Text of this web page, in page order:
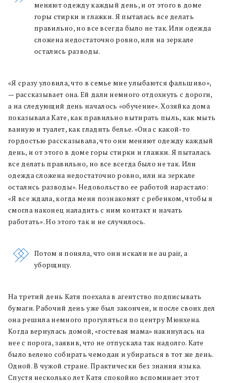
меняют одежду каждый день, и от этого в доме
горы стирки и глажки. Я пыталась все делать
правильно, но все всегда было не так. Или одежда
сложена недостаточно ровно, или на зеркале
остались разводы.
«Я сразу уловила, что в семье мне улыбаются фальшиво»,
— рассказывает она. Ей дали немного отдохнуть с дороги,
а на следующий день началось «обучение». Хозяйка дома
показывала Кате, как правильно вытирать пыль, как мыть
ванную и туалет, как гладить белье. «Она с какой-то
гордостью рассказывала, что они меняют одежду каждый
день, и от этого в доме горы стирки и глажки. Я пыталась
все делать правильно, но все всегда было не так. Или
одежда сложена недостаточно ровно, или на зеркале
остались разводы». Недовольство ее работой нарастало:
«Я все ждала, когда меня познакомят с ребенком, чтобы я
смогла наконец наладить с ним контакт и начать
работать». Но этого так и не случилось.
Потом я поняла, что они искали не au pair, а
уборщицу.
На третий день Катя поехала в агентство подписывать
бумаги. Рабочий день уже был закончен, и после своих дел
она решила немного прогуляться по центру Мюнхена.
Когда вернулась домой, «гостевая мама» накинулась на
нее с порога, заявив, что не отпускала так надолго. Кате
было велено собирать чемодан и убираться в тот же день.
Одной. В чужой стране. Практически без знания языка.
Спустя несколько лет Катя спокойно вспоминает этот